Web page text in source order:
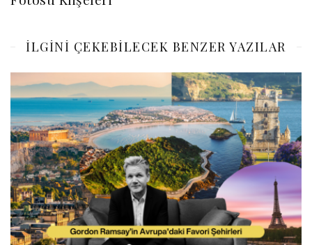
ILGINI ÇEKEBILECEK BENZER YAZILAR